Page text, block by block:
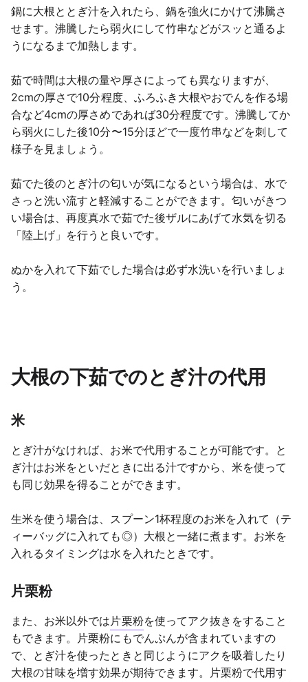
鍋に大根ととぎ汁を入れたら、鍋を強火にかけて沸騰さ
せます。沸騰したら弱火にして竹串などがスッと通るよ
うになるまで加熱します。
茹で時間は大根の量や厚さによっても異なりますが、
2cmの厚さで10分程度、ふろふき大根やおでんを作る場
合など4cmの厚さめであれば30分程度です。沸騰してか
ら弱火にした後10分〜15分ほどで一度竹串などを刺して
様子を見ましょう。
茹でた後のとぎ汁の匂いが気になるという場合は、水で
さっと洗い流すと軽減することができます。匂いがきつ
い場合は、再度真水で茹でた後ザルにあげて水気を切る
「陸上げ」を行うと良いです。
ぬかを入れて下茹でした場合は必ず水洗いを行いましょ
う。
大根の下茹でのとぎ汁の代用
米
とぎ汁がなければ、お米で代用することが可能です。と
ぎ汁はお米をといだときに出る汁ですから、米を使って
も同じ効果を得ることができます。
生米を使う場合は、スプーン1杯程度のお米を入れて（テ
ィーバッグに入れても◎）大根と一緒に煮ます。お米を
入れるタイミングは水を入れたときです。
片栗粉
また、お米以外では片栗粉を使ってアク抜きをすること
もできます。片栗粉にもでんぷんが含まれていますの
で、とぎ汁を使ったときと同じようにアクを吸着したり
大根の甘味を増す効果が期待できます。片栗粉で代用す